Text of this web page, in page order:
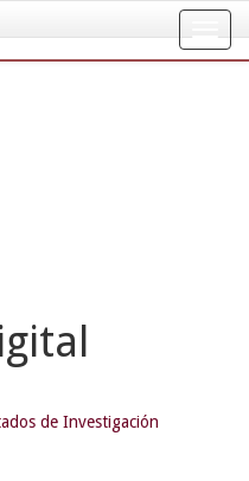
de Investigación